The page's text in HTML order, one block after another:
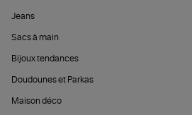
Jeans
Sacs à main
Bijoux tendances
Doudounes et Parkas
Maison déco